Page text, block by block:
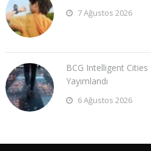
7 Ağustos 2026
BCG Intelligent
Yayımlandı
6 Ağustos 2026